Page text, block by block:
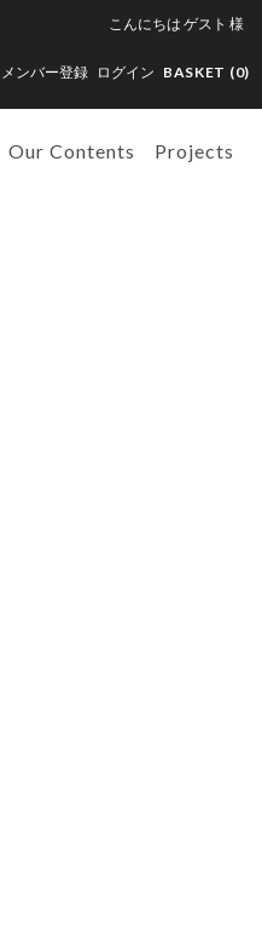
こんにちは ゲスト 様
メンバー登録 ログイン BASKET (0)
Our Contents Projects